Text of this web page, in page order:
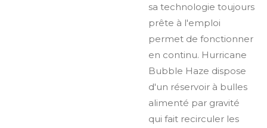
sa technologie toujours
prête à l'emploi
permet de fonctionner
en continu. Hurricane
Bubble Haze dispose
d'un réservoir à bulles
alimenté par gravité
qui fait recirculer les